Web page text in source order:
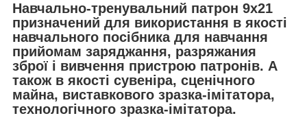
Навчально-тренувальний патрон 9х21
призначений для використання в якості
навчального посібника для навчання
прийомам заряджання, разряжания
зброї і вивчення пристрою патронів. А
також в якості сувеніра, сценічного
майна, виставкового зразка-імітатора,
технологічного зразка-імітатора.